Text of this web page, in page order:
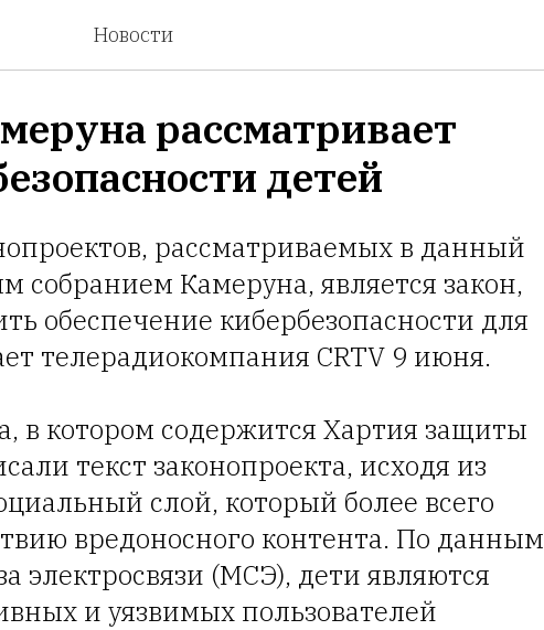
Новости
рассматривает
детей
рассматриваемых в данный
Камеруна, является закон,
обеспечение кибербезопасности для
телерадиокомпания CRTV 9 июня.
в котором содержится Хартия защиты
текст законопроекта, исходя из
слой, который более всего
вредоносного контента. По данным
электросвязи (МСЭ), дети являются
и уязвимых пользователей